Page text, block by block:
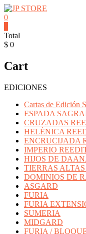
Saltar
contenido
STORE
al
de
Mitos
Leyendas
Productos
Pokemon
0
Total
$ 0
Cart
EDICIONES
Cartas de Edición
ESPADA
CRUZADAS
HELÉNICA
ENCRUCIJADA
IMPERIO
HIJOS DE
TIERRAS
DOMINIOS DE
ASGARD
FURIA
FURIA
SUMERIA
MIDGARD
FURIA /